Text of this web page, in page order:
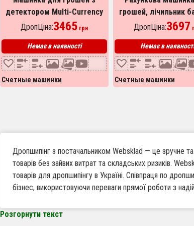
детектором Multi-Currency
Counter 2040v для офісу, для
ДропЦіна:3465 грн
Немає в наявності
Счетные машинки
грошей, лічильник
Bill Counter GR-
гроші
ДропЦіна:3697
Немає в
Счетные машинки
Дропшипінг з постачальником Websklad — це зручне та
товарів без зайвих витрат та складських ризиків.
товарів для дропшипінгу в Україні. Співпраця по
бізнес, використовуючи переваги прямої роботи з
Чому варто працювати по дропшипінгу з
Розгорнути текст